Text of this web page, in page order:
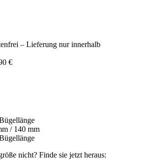
– Lieferung nur innerhalb
€
/ 140 mm
nicht? Finde sie jetzt heraus: